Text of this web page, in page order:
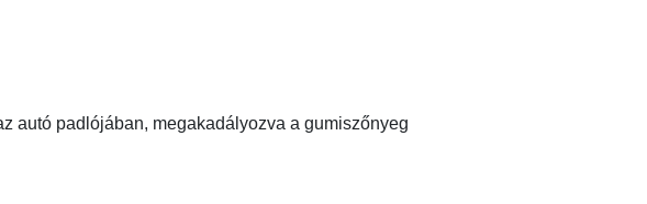
autó padlójában, megakadályozva a gumiszőnyeg